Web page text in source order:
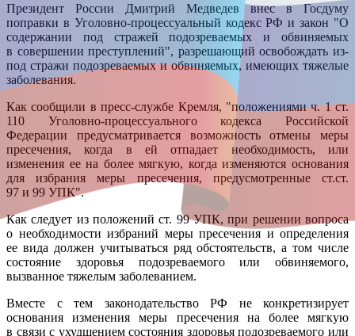
Президент России Дмитрий Медведев внес в Госдуму
поправки в Уголовно-процессуальный кодекс РФ и закон "О
содержании под стражей подозреваемых и обвиняемых
в совершении преступлений", разрешающий освобождать из-
под стражи подозреваемых и обвиняемых, имеющих тяжелые
заболевания.
Как сообщили в пресс-службе Кремля, "положениями ч. 1 ст.
110 Уголовно-процессуального кодекса Российской
Федерации предусматривается возможность отмены меры
пресечения, когда в ей отпадает необходимость, или
изменения ее на более мягкую, когда изменяются основания
для избрания меры пресечения, предусмотренные ст.ст.
97 и 99 УПК".
Как следует из положений ст. 99 УПК, при решении вопроса
о необходимости избраний меры пресечения и определения
ее вида должен учитываться ряд обстоятельств, а том числе
состояние здоровья подозреваемого или обвиняемого,
вызванное тяжелым заболеванием.
Вместе с тем законодательство РФ не конкретизирует
основания изменения меры пресечения на более мягкую
в связи с ухудшением состояния здоровья подозреваемого или